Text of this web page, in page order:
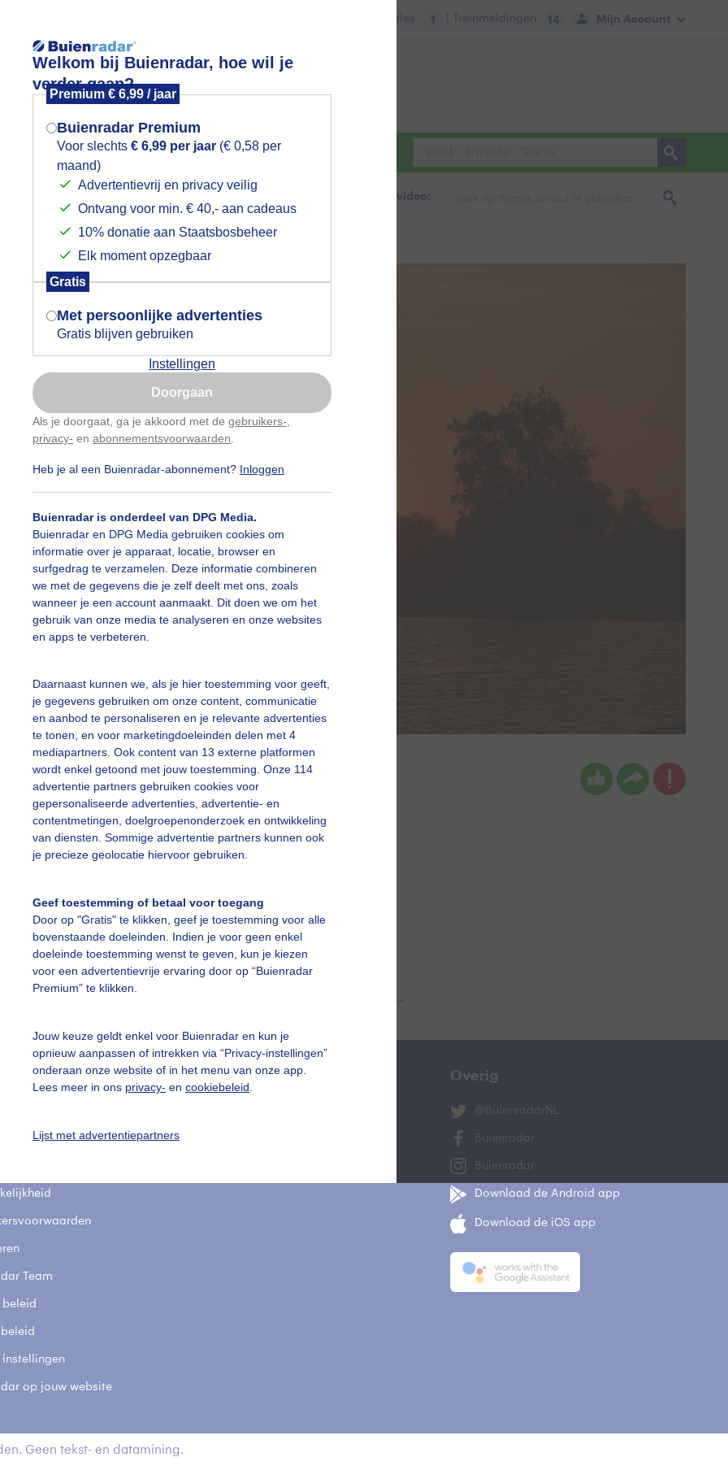
Welkom bij Buienradar, hoe wil je
verder gaan?
Premium € 6,99 / jaar
Buienradar Premium
Voor slechts € 6,99 per jaar (€ 0,58 per
maand)
Advertentievrij en privacy veilig
Ontvang voor min. € 40,- aan cadeaus
10% donatie aan Staatsbosbeheer
Elk moment opzegbaar
Gratis
Met persoonlijke advertenties
Gratis blijven gebruiken
Instellingen
Doorgaan
Als je doorgaat, ga je akkoord met de gebruikers-
privacy- en abonnementsvoorwaarden
Heb je al een Buienradar-abonnement? Inloggen
Buienradar is onderdeel van DPG Media.
Buienradar en DPG Media gebruiken cookies om
informatie over je apparaat, locatie, browser en
surfgedrag te verzamelen. Deze informatie combineren
we met de gegevens die je zelf deelt met ons, zoals
wanneer je een account aanmaakt. Dit doen we om het
gebruik van onze media te analyseren en onze websites
en apps te verbeteren.
Daarnaast kunnen we, als je hier toestemming voor geeft,
je gegevens gebruiken om onze content, communicatie
en aanbod te personaliseren en je relevante advertenties
te tonen, en voor marketingdoeleinden delen met 4
mediapartners. Ook content van 13 externe platformen
wordt enkel getoond met jouw toestemming. Onze 114
advertentie partners gebruiken cookies voor
gepersonaliseerde advertenties, advertentie- en
contentmetingen, doelgroepenonderzoek en ontwikkeling
van diensten. Sommige advertentie partners kunnen ook
je precieze geolocatie hiervoor gebruiken.
Geef toestemming of betaal voor toegang
Door op "Gratis" te klikken, geef je toestemming voor alle
bovenstaande doeleinden. Indien je voor geen enkel
doeleinde toestemming wenst te geven, kun je kiezen
voor een advertentievrije ervaring door op “Buienradar
Premium” te klikken.
Jouw keuze geldt enkel voor Buienradar en kun je
opnieuw aanpassen of intrekken via “Privacy-instellingen”
onderaan onze website of in het menu van onze app.
Lees meer in ons privacy- en cookiebeleid
Lijst met advertentiepartners
Mijn Account
Files 1 | Treinmeldingen 14
Foto en video Weerzine
Zoeken in foto & video:
weinig wind zonnig
Corry van Daalen Gemaakt: 09-05-2026, 23x bekeken
vragen
Team
beleid
instellingen
op jouw website
Mijn weer Overig
@BuienradarNL
Buienradar
Buienradar
Download de Android app
Download de iOS app
Geen tekst- en datamining.
Mogen we je locatie gebruiken voor
het weer?
Indien je hier nog geen akkoord op hebt
gegeven, verschijnt er zo een pop-up uit
je browser waarin deze toestemming
gevraagd wordt.
Is goed, toon de popup
Nu niet, misschien later
Gebruik je Safari en wil je niet elke dag deze pop-up
Klikhierom dit aan te passen